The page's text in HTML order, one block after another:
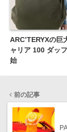
ARC’TERYXの巨
ャリア 100 ダッ
始
前の記事